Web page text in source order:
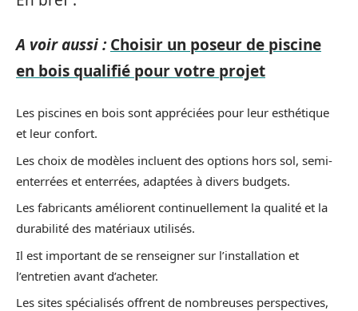
A voir aussi : Choisir un poseur de piscine
en bois qualifié pour votre projet
Les piscines en bois sont appréciées pour leur esthétique
et leur confort.
Les choix de modèles incluent des options hors sol, semi-
enterrées et enterrées, adaptées à divers budgets.
Les fabricants améliorent continuellement la qualité et la
durabilité des matériaux utilisés.
Il est important de se renseigner sur l’installation et
l’entretien avant d’acheter.
Les sites spécialisés offrent de nombreuses perspectives,